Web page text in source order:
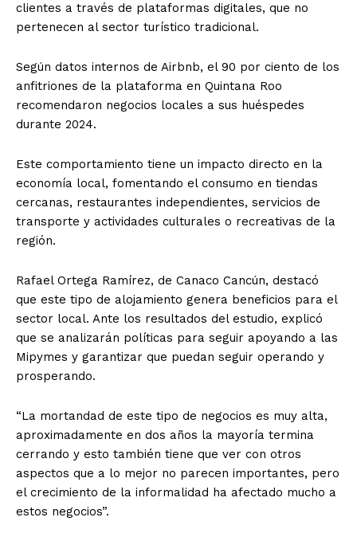
clientes a través de plataformas digitales, que no
pertenecen al sector turístico tradicional.
Según datos internos de Airbnb, el 90 por ciento de los
anfitriones de la plataforma en Quintana Roo
recomendaron negocios locales a sus huéspedes
durante 2024.
Este comportamiento tiene un impacto directo en la
economía local, fomentando el consumo en tiendas
cercanas, restaurantes independientes, servicios de
transporte y actividades culturales o recreativas de la
región.
Rafael Ortega Ramírez, de Canaco Cancún, destacó
que este tipo de alojamiento genera beneficios para el
sector local. Ante los resultados del estudio, explicó
que se analizarán políticas para seguir apoyando a las
Mipymes y garantizar que puedan seguir operando y
prosperando.
“La mortandad de este tipo de negocios es muy alta,
aproximadamente en dos años la mayoría termina
cerrando y esto también tiene que ver con otros
aspectos que a lo mejor no parecen importantes, pero
el crecimiento de la informalidad ha afectado mucho a
estos negocios”.